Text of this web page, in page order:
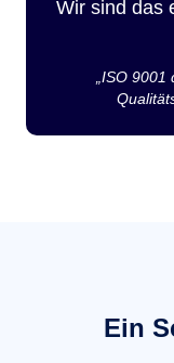
Wir sind das
„ISO
Ein